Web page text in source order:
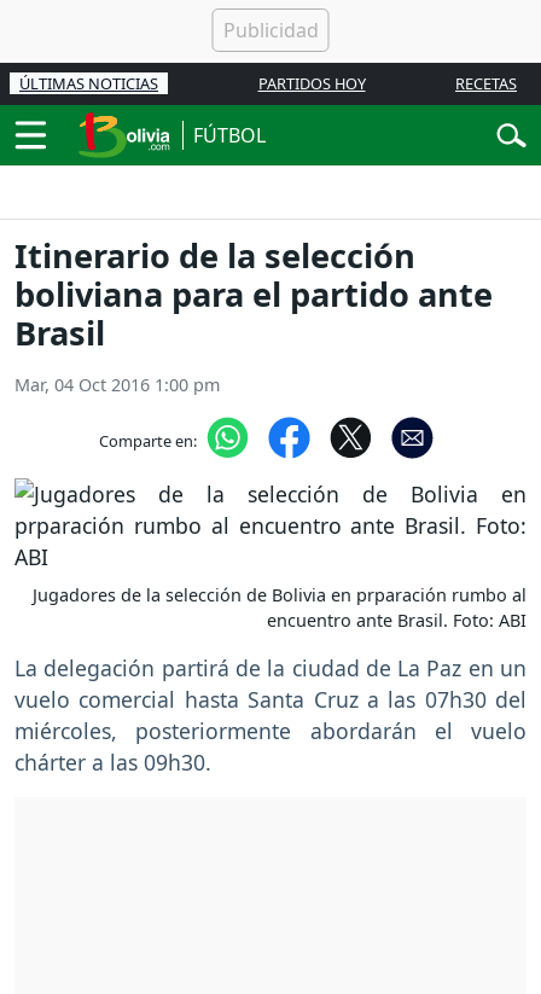
ÚLTIMAS NOTICIAS PARTIDOS HOY RECETAS
FÚTBOL
Itinerario de la selección
boliviana para el partido ante
Brasil
Mar, 04 Oct 2016 1:00 pm
Comparte en:
Jugadores de la selección de Bolivia en prparación rumbo al
encuentro ante Brasil. Foto: ABI
La delegación partirá de la ciudad de La Paz en un
vuelo comercial hasta Santa Cruz a las 07h30 del
miércoles, posteriormente abordarán el vuelo
chárter a las 09h30.